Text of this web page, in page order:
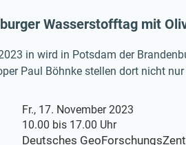
Wasserstofftag mit
in wird in Potsdam der
Paul Böhnke stellen dort nicht
Fr., 17. November 2023
10.00 bis 17.00 Uhr
Deutsches